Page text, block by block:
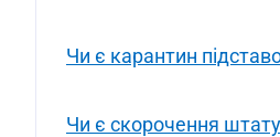
Чи є карантин
Чи є скорочення